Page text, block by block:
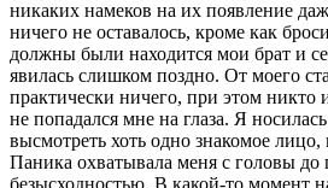
никаких намеков на их появление
ничего не оставалось, кроме как
должны были находится мои брат и
явилась слишком поздно. От моего
практически ничего, при этом никто
не попадался мне на глаза. Я
высмотреть хоть одно знакомое лицо,
Паника охватывала меня с головы до
безысходностью. В какой-то момент